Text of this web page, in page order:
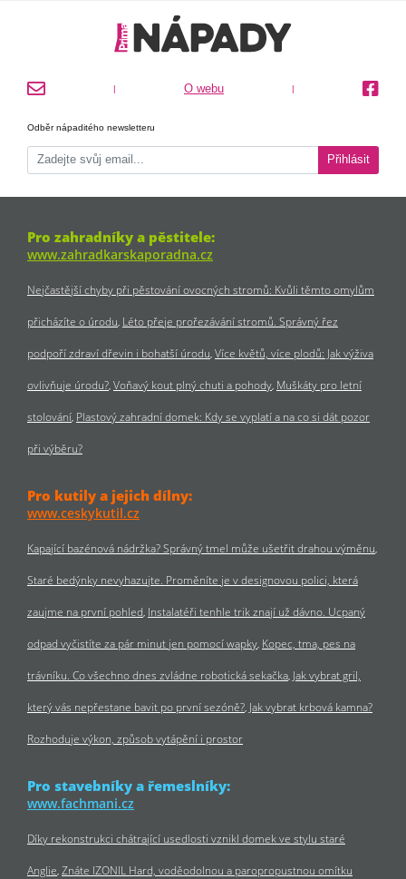
| O webu |
Odběr nápaditého newsletteru
Přihlásit
Pro zahradníky a pěstitele:
www.zahradkarskaporadna.cz
Nejčastější chyby při pěstování ovocných stromů: Kvůli těmto omylům
přicházíte o úrodu Léto přeje prořezávání stromů. Správný řez
podpoří zdraví dřevin i bohatší úrodu Více květů, více plodů: Jak výživa
ovlivňuje úrodu? Voňavý kout plný chuti a pohody Muškáty pro letní
stolování Plastový zahradní domek: Kdy se vyplatí a na co si dát pozor
při výběru?
Pro kutily a jejich dílny:
www.ceskykutil.cz
Kapající bazénová nádržka? Správný tmel může ušetřit drahou výměnu
Staré bedýnky nevyhazujte. Proměníte je v designovou polici, která
zaujme na první pohled Instalatéři tenhle trik znají už dávno. Ucpaný
odpad vyčistíte za pár minut jen pomocí wapky Kopec, tma, pes na
trávníku. Co všechno dnes zvládne robotická sekačka Jak vybrat gril,
který vás nepřestane bavit po první sezóně? Jak vybrat krbová kamna?
Rozhoduje výkon, způsob vytápění i prostor
Pro stavebníky a řemeslníky:
www.fachmani.cz
Díky rekonstrukci chátrající usedlosti vznikl domek ve stylu staré
Anglie Znáte IZONIL Hard, voděodolnou a paropropustnou omítku